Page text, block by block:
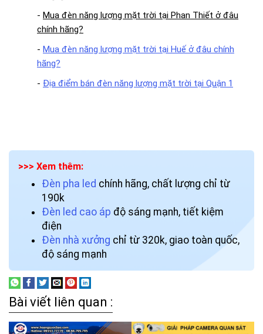
- Mua đèn năng lượng mặt trời tại Phan Thiết ở đâu
chính hãng?
- Mua đèn năng lượng mặt trời tại Huế ở đâu chính
hãng?
- Địa điểm bán đèn năng lượng mặt trời tại Quận 1
>>> Xem thêm:
Đèn pha led chính hãng, chất lượng chỉ từ
190k
Đèn led cao áp độ sáng mạnh, tiết kiệm
điện
Đèn nhà xưởng chỉ từ 320k, giao toàn quốc,
độ sáng mạnh
Bài viết liên quan :